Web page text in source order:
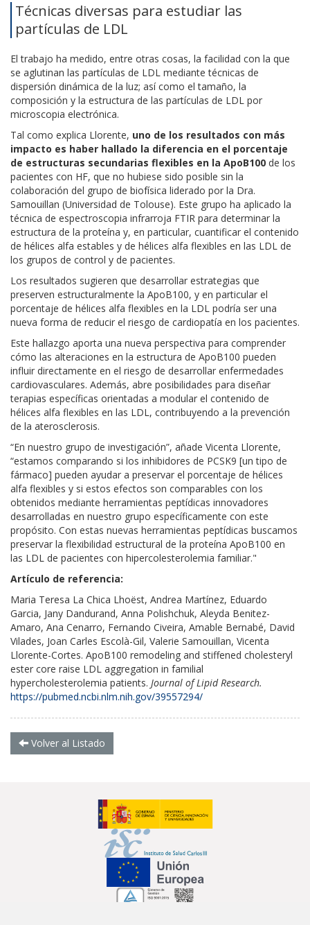
Técnicas diversas para estudiar las
partículas de LDL
El trabajo ha medido, entre otras cosas, la facilidad con la que
se aglutinan las partículas de LDL mediante técnicas de
dispersión dinámica de la luz; así como el tamaño, la
composición y la estructura de las partículas de LDL por
microscopia electrónica.
Tal como explica Llorente, uno de los resultados con más
impacto es haber hallado la diferencia en el porcentaje
de estructuras secundarias flexibles en la ApoB100 de los
pacientes con HF, que no hubiese sido posible sin la
colaboración del grupo de biofísica liderado por la Dra.
Samouillan (Universidad de Tolouse). Este grupo ha aplicado la
técnica de espectroscopia infrarroja FTIR para determinar la
estructura de la proteína y, en particular, cuantificar el contenido
de hélices alfa estables y de hélices alfa flexibles en las LDL de
los grupos de control y de pacientes.
Los resultados sugieren que desarrollar estrategias que
preserven estructuralmente la ApoB100, y en particular el
porcentaje de hélices alfa flexibles en la LDL podría ser una
nueva forma de reducir el riesgo de cardiopatía en los pacientes.
Este hallazgo aporta una nueva perspectiva para comprender
cómo las alteraciones en la estructura de ApoB100 pueden
influir directamente en el riesgo de desarrollar enfermedades
cardiovasculares. Además, abre posibilidades para diseñar
terapias específicas orientadas a modular el contenido de
hélices alfa flexibles en las LDL, contribuyendo a la prevención
de la aterosclerosis.
“En nuestro grupo de investigación”, añade Vicenta Llorente,
“estamos comparando si los inhibidores de PCSK9 [un tipo de
fármaco] pueden ayudar a preservar el porcentaje de hélices
alfa flexibles y si estos efectos son comparables con los
obtenidos mediante herramientas peptídicas innovadores
desarrolladas en nuestro grupo específicamente con este
propósito. Con estas nuevas herramientas peptídicas buscamos
preservar la flexibilidad estructural de la proteína ApoB100 en
las LDL de pacientes con hipercolesterolemia familiar."
Artículo de referencia:
Maria Teresa La Chica Lhoëst, Andrea Martínez, Eduardo
Garcia, Jany Dandurand, Anna Polishchuk, Aleyda Benitez-
Amaro, Ana Cenarro, Fernando Civeira, Amable Bernabé, David
Vilades, Joan Carles Escolà-Gil, Valerie Samouillan, Vicenta
Llorente-Cortes. ApoB100 remodeling and stiffened cholesteryl
ester core raise LDL aggregation in familial
hypercholesterolemia patients. Journal of Lipid Research.
https://pubmed.ncbi.nlm.nih.gov/39557294/
Volver al Listado